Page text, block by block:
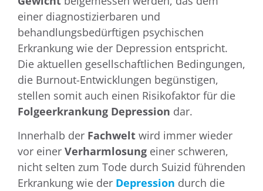
einer diagnostizierbaren und
behandlungsbedürftigen psychischen
Erkrankung wie der Depression entspricht.
Die aktuellen gesellschaftlichen Bedingungen,
die Burnout-Entwicklungen begünstigen,
stellen somit auch einen Risikofaktor für die
Folgeerkrankung Depression dar.
Innerhalb der Fachwelt wird immer wieder
vor einer Verharmlosung einer schweren,
nicht selten zum Tode durch Suizid führenden
Erkrankung wie der Depression durch die